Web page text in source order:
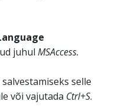
juhul MSAccess.
selle
või vajutada Ctrl+S.